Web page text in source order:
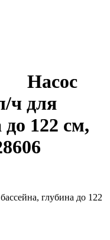
Насос
ч для
до 122 см,
глубина до 122